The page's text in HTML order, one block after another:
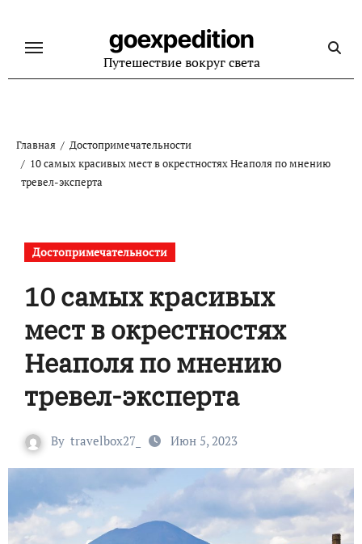
содержанию
goexpedition
Путешествие вокруг света
Главная
Достопримечательности
10 самых красивых мест в окрестностях Неаполя по мнению
тревел-эксперта
Достопримечательности
10 самых красивых
мест в окрестностях
Неаполя по мнению
тревел-эксперта
By travelbox27_ Июн 5, 2023